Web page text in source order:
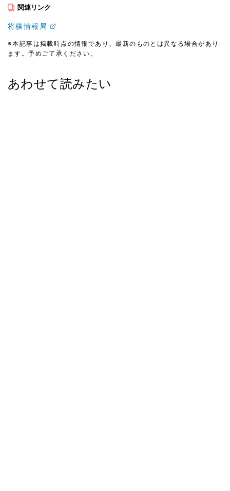
関連リンク
将棋情報局
※本記事は掲載時点の情報であり、最新のものとは異なる場合があり
ます。予めご了承ください。
あわせて読みたい